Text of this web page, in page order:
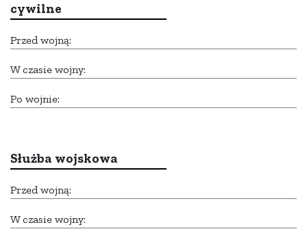
cywilne
Przed wojną:
W czasie wojny:
Po wojnie:
Służba wojskowa
Przed wojną:
W czasie wojny: